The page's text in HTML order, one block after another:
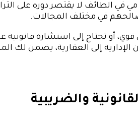
في الطائف لا يقتصر دوره على
في مختلف المجالات.
أو تحتاج إلى استشارة قانونية
ومن الإدارية إلى العقارية، يضمن
والضريبية